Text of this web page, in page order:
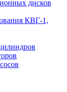
дисков
КВГ-1,